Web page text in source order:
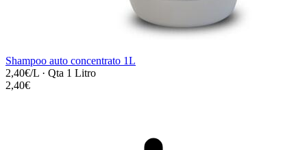
Shampoo auto concentrato 1L
2,40€/L · Qta 1 Litro
2,40€